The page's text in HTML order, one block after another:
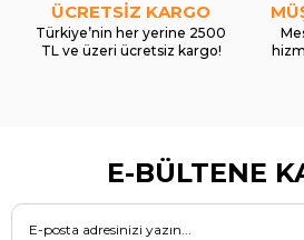
ÜCRETSİZ KARGO
Türkiye’nin her yerine 2500
TL ve üzeri ücretsiz kargo!
E-BÜLTENE